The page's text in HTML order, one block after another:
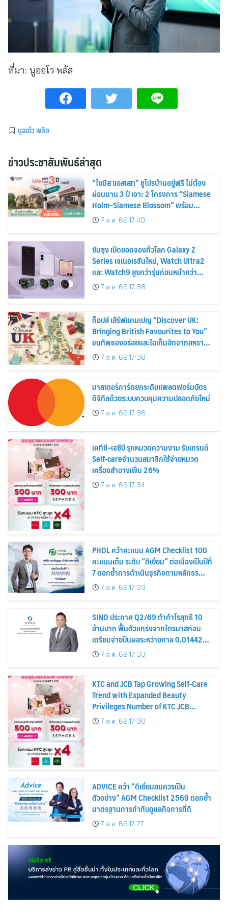
ที่มา: นูออโว พลัส
นูออโว พลัส
ข่าวประชาสัมพันธ์ล่าสุด
“ไซมิส แอสเสท” ชูโปรบ้านอยู่ฟรี ไม่ต้อง
ผ่อนนาน 3 ปี เจาะ 2 โครงการ “Siamese
Holm–Siamese Blossom” พร้อม
ส่วนลดและสิทธิพิเศษถึง 31 สิงหาคม
2569
7 ส.ค. 69 17:40
ซัมซุง เปิดยอดจองทั่วโลก Galaxy Z
Series เจเนอเรชันใหม่, Watch Ultra2
และ Watch9 สูงกว่ารุ่นก่อนหน้ากว่า
30%7 ส.ค. 69 17:38
ท็อปส์ เสิร์ฟแคมเปญ “Discover UK:
Bringing British Favourites to You”
ขนทัพของอร่อยและไอเท็มฮิตจากสหราช
อาณาจักร ส่งตรงถึงมือตั้งแต่วันนี้ – 18
สิงหาคมนี้
7 ส.ค. 69 17:38
มาสเตอร์การ์ดยกระดับแพลตฟอร์มบัตร
ดิจิทัลด้วยระบบควบคุมความปลอดภัยใหม่
7 ส.ค. 69 17:36
เคทีซี–เจซีบี รุกหมวดความงาม รับเทรนด์
Self-careจำนวนสมาชิกใช้จ่ายหมวด
เครื่องสำอางเพิ่ม 26%
7 ส.ค. 69 17:34
PHOL คว้าคะแนน AGM Checklist 100
คะแนนเต็ม ระดับ “ดีเยี่ยม” ต่อเนื่องเป็นปีที่
7 ตอกย้ำการดำเนินธุรกิจตามหลักธร
รมาภิบาล โปร่งใส สร้างความเชื่อมั่นผู้ถือ
หุ้น
7 ส.ค. 69 17:33
SINO ประกาศ Q2/69 ทำกำไรสุทธิ 10
ล้านบาท ฟื้นตัวแกร่งจากไตรมาสก่อน
เตรียมจ่ายปันผลระหว่างกาล 0.014423
บาทต่อหุ้น ครึ่งปีหลังมุ่งเติบโตต่อเนื่อง
7 ส.ค. 69 17:33
KTC and JCB Tap Growing Self-Care
Trend with Expanded Beauty
Privileges Number of KTC JCB
Cardmembers Spending on
Cosmetics Rises 26%
7 ส.ค. 69 17:30
ADVICE คว้า “ดีเยี่ยมสมควรเป็น
ตัวอย่าง” AGM Checklist 2569 ตอกย้ำ
มาตรฐานการกำกับดูแลกิจการที่ดี
7 ส.ค. 69 17:27